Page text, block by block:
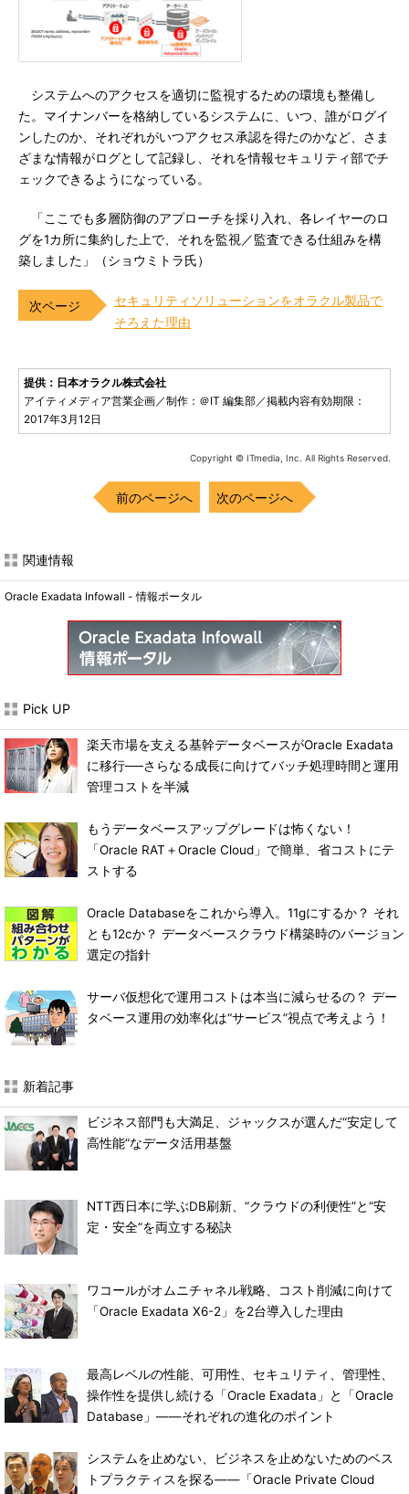
システムへのアクセスを適切に監視するための環境も整備し
た。マイナンバーを格納しているシステムに、いつ、誰がログイ
ンしたのか、それぞれがいつアクセス承認を得たのかなど、さま
ざまな情報がログとして記録し、それを情報セキュリティ部でチ
ェックできるようになっている。
「ここでも多層防御のアプローチを採り入れ、各レイヤーのロ
グを1カ所に集約した上で、それを監視／監査できる仕組みを構
築しました」（ショウミトラ氏）
セキュリティソリューションをオラクル製品で
そろえた理由
提供：日本オラクル株式会社
アイティメディア営業企画／制作：＠IT 編集部／掲載内容有効期限：
2017年3月12日
Copyright © ITmedia, Inc. All Rights Reserved.
前のページへ 次のページへ
関連情報
Oracle Exadata Infowall - 情報ポータル
Pick UP
楽天市場を支える基幹データベースがOracle Exadata
に移行──さらなる成長に向けてバッチ処理時間と運用
管理コストを半減
もうデータベースアップグレードは怖くない！
「Oracle RAT＋Oracle Cloud」で簡単、省コストにテ
ストする
Oracle Databaseをこれから導入。11gにするか？ それ
とも12cか？ データベースクラウド構築時のバージョン
選定の指針
サーバ仮想化で運用コストは本当に減らせるの？ デー
タベース運用の効率化は“サービス”視点で考えよう！
新着記事
ビジネス部門も大満足、ジャックスが選んだ“安定して
高性能”なデータ活用基盤
NTT西日本に学ぶDB刷新、“クラウドの利便性”と“安
定・安全”を両立する秘訣
ワコールがオムニチャネル戦略、コスト削減に向けて
「Oracle Exadata X6-2」を2台導入した理由
最高レベルの性能、可用性、セキュリティ、管理性、
操作性を提供し続ける「Oracle Exadata」と「Oracle
Database」――それぞれの進化のポイント
システムを止めない、ビジネスを止めないためのベス
トプラクティスを探る――「Oracle Private Cloud